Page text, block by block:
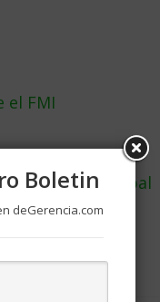
el FMI
según la Cepal
Boletin
deGerencia.com